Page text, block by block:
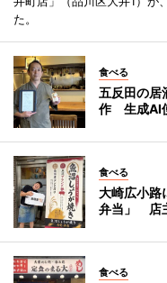
た。
食べる
五反田の居
作 生成AI
食べる
大崎広小路
弁当」 店
食べる